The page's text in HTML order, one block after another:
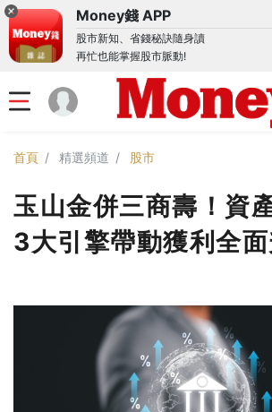
Money錢 APP
股市新知、省錢秘訣隨身讀
再忙也能掌握股市脈動!
首頁 精選頻道 股市
玉山金併三商壽！資
3大引擎帶動獲利全